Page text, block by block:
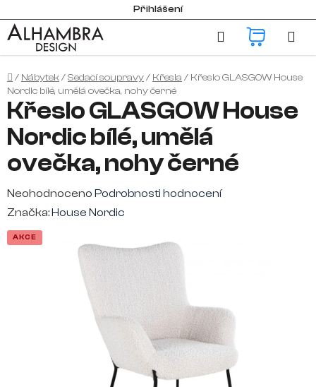
na
obsah
Přihlášení
Hledat
Domů
/ Nábytek/Sedací soupravy/ Křesla / Křeslo GLASGOW House
Nordic bílé, umělá ovečka, nohy černé
Křeslo GLASGOW House
Nordic bílé, umělá
ovečka, nohy černé
Průměrné
hodnocení
produktu
Neohodnoceno Podrobnosti hodnocení
Značka:House Nordic
AKCE